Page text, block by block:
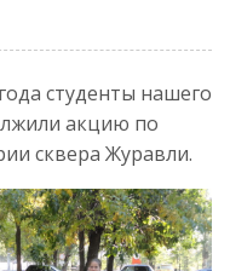
студенты нашего
акцию по
сквера Журавли.